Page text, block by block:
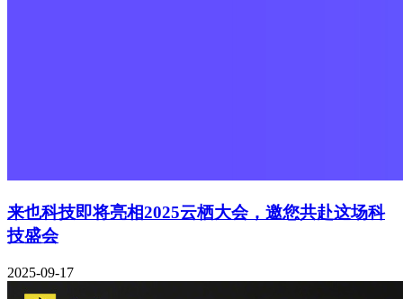
来也科技即将亮相2025云栖大会，邀您共赴这场科
技盛会
2025-09-17